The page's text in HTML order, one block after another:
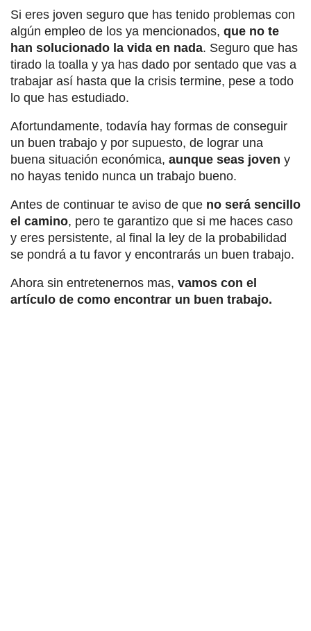
Si eres joven seguro que has tenido problemas con
algún empleo de los ya mencionados, que no te
han solucionado la vida en nada. Seguro que has
tirado la toalla y ya has dado por sentado que vas a
trabajar así hasta que la crisis termine, pese a todo
lo que has estudiado.
Afortundamente, todavía hay formas de conseguir
un buen trabajo y por supuesto, de lograr una
buena situación económica, aunque seas joven y
no hayas tenido nunca un trabajo bueno.
Antes de continuar te aviso de que no será sencillo
el camino, pero te garantizo que si me haces caso
y eres persistente, al final la ley de la probabilidad
se pondrá a tu favor y encontrarás un buen trabajo.
Ahora sin entretenernos mas, vamos con el
artículo de como encontrar un buen trabajo.